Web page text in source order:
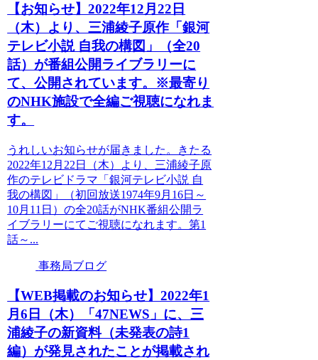
【お知らせ】2022年12月22日
（木）より、三浦綾子原作「銀河
テレビ小説 自我の構図」（全20
話）が番組公開ライブラリーに
て、公開されています。※最寄り
のNHK施設で全編ご視聴になれま
す。
うれしいお知らせが届きました。きたる
2022年12月22日（木）より、三浦綾子原
作のテレビドラマ「銀河テレビ小説 自
我の構図」（初回放送1974年9月16日～
10月11日）の全20話がNHK番組公開ラ
イブラリーにてご視聴になれます。第1
話～...
事務局ブログ
【WEB掲載のお知らせ】2022年1
月6日（木）「47NEWS」に、三
浦綾子の新資料（未発表の詩1
編）が発見されたことが掲載され